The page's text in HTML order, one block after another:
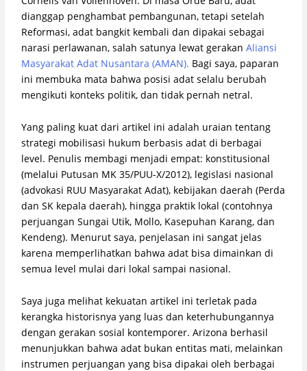
dianggap penghambat pembangunan, tetapi setelah
Reformasi, adat bangkit kembali dan dipakai sebagai
narasi perlawanan, salah satunya lewat gerakanAliansi
Masyarakat Adat Nusantara (AMAN). Bagi saya, paparan
ini membuka mata bahwa posisi adat selalu berubah
mengikuti konteks politik, dan tidak pernah netral.
Yang paling kuat dari artikel ini adalah uraian tentang
strategi mobilisasi hukum berbasis adat di berbagai
level. Penulis membagi menjadi empat: konstitusional
(melalui Putusan MK 35/PUU-X/2012), legislasi nasional
(advokasi RUU Masyarakat Adat), kebijakan daerah (Perda
dan SK kepala daerah), hingga praktik lokal (contohnya
perjuangan Sungai Utik, Mollo, Kasepuhan Karang, dan
Kendeng). Menurut saya, penjelasan ini sangat jelas
karena memperlihatkan bahwa adat bisa dimainkan di
semua level mulai dari lokal sampai nasional.
Saya juga melihat kekuatan artikel ini terletak pada
kerangka historisnya yang luas dan keterhubungannya
dengan gerakan sosial kontemporer. Arizona berhasil
menunjukkan bahwa adat bukan entitas mati, melainkan
instrumen perjuangan yang bisa dipakai oleh berbagai